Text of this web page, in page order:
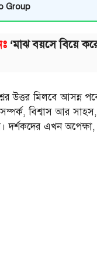
Group
‘মাঝ বয়সে বিয়ে
উত্তর মিলবে আসন্ন
বিশ্বাস আর
দর্শকদের এখন